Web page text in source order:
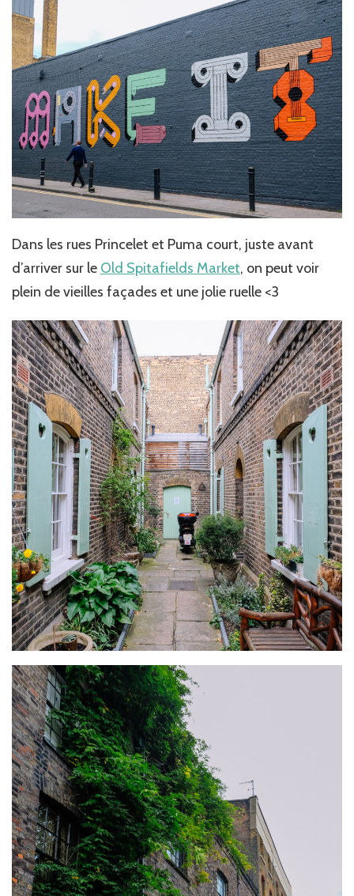
Dans les rues Princelet et Puma court, juste avant
d’arriver sur le Old Spitafields Market, on peut voir
plein de vieilles façades et une jolie ruelle <3